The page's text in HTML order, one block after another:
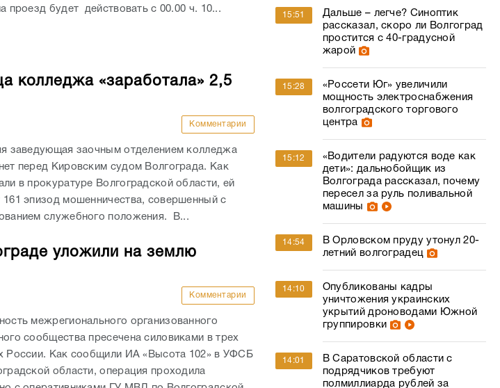
проезд будет действовать с 00.00 ч. 10...
колледжа «заработала» 2,5
Комментарии
заведующая заочным отделением колледжа
перед Кировским судом Волгограда. Как
в прокуратуре Волгоградской области, ей
161 эпизод мошенничества, совершенный с
служебного положения. В...
уложили на землю
Комментарии
межрегионального организованного
сообщества пресечена силовиками в трех
России. Как сообщили ИА «Высота 102» в УФСБ
области, операция проходила
15:51
Дальше – легче? Синоптик
рассказал, скоро ли Волгоград
простится с 40-градусной
жарой
15:28
«Россети Юг» увеличили
мощность электроснабжения
волгоградского торгового
центра
15:12
«Водители радуются воде как
дети»: дальнобойщик из
Волгограда рассказал, почему
пересел за руль поливальной
машины
14:54
В Орловском пруду утонул 20-
летний волгоградец
14:10
Опубликованы кадры
уничтожения украинских
укрытий дроноводами Южной
группировки
14:01
В Саратовской области с
подрядчиков требуют
полмиллиарда рублей за